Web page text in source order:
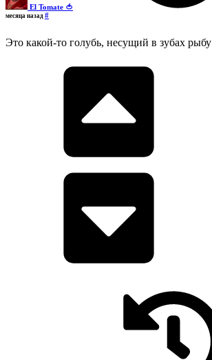
El Tomate 🍅
месяца назад #
Это какой-то голубь, несущий в зубах рыбу